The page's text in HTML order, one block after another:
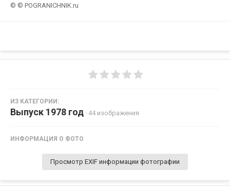
© © POGRANICHNIK.ru
ИЗ КАТЕГОРИИ:
Выпуск 1978 год · 44 изображения
ИНФОРМАЦИЯ О ФОТО
Просмотр EXIF информации фотографии